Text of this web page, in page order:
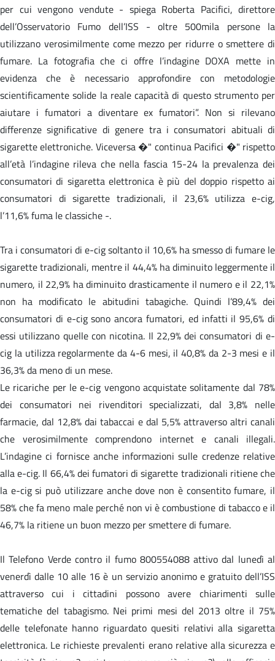
per cui vengono vendute - spiega Roberta Pacifici, direttore
dell’Osservatorio Fumo dell’ISS - oltre 500mila persone la
utilizzano verosimilmente come mezzo per ridurre o smettere di
fumare. La fotografia che ci offre l’indagine DOXA mette in
evidenza che è necessario approfondire con metodologie
scientificamente solide la reale capacità di questo strumento per
aiutare i fumatori a diventare ex fumatori”. Non si rilevano
differenze significative di genere tra i consumatori abituali di
sigarette elettroniche. Viceversa �" continua Pacifici �" rispetto
all’età l’indagine rileva che nella fascia 15-24 la prevalenza dei
consumatori di sigaretta elettronica è più del doppio rispetto ai
consumatori di sigarette tradizionali, il 23,6% utilizza e-cig,
l’11,6% fuma le classiche -.
Tra i consumatori di e-cig soltanto il 10,6% ha smesso di fumare le
sigarette tradizionali, mentre il 44,4% ha diminuito leggermente il
numero, il 22,9% ha diminuito drasticamente il numero e il 22,1%
non ha modificato le abitudini tabagiche. Quindi l’89,4% dei
consumatori di e-cig sono ancora fumatori, ed infatti il 95,6% di
essi utilizzano quelle con nicotina. Il 22,9% dei consumatori di e-
cig la utilizza regolarmente da 4-6 mesi, il 40,8% da 2-3 mesi e il
36,3% da meno di un mese.
Le ricariche per le e-cig vengono acquistate solitamente dal 78%
dei consumatori nei rivenditori specializzati, dal 3,8% nelle
farmacie, dal 12,8% dai tabaccai e dal 5,5% attraverso altri canali
che verosimilmente comprendono internet e canali illegali.
L’indagine ci fornisce anche informazioni sulle credenze relative
alla e-cig. Il 66,4% dei fumatori di sigarette tradizionali ritiene che
la e-cig si può utilizzare anche dove non è consentito fumare, il
58% che fa meno male perché non vi è combustione di tabacco e il
46,7% la ritiene un buon mezzo per smettere di fumare.
Il Telefono Verde contro il fumo 800554088 attivo dal lunedì al
venerdì dalle 10 alle 16 è un servizio anonimo e gratuito dell’ISS
attraverso cui i cittadini possono avere chiarimenti sulle
tematiche del tabagismo. Nei primi mesi del 2013 oltre il 75%
delle telefonate hanno riguardato quesiti relativi alla sigaretta
elettronica. Le richieste prevalenti erano relative alla sicurezza e